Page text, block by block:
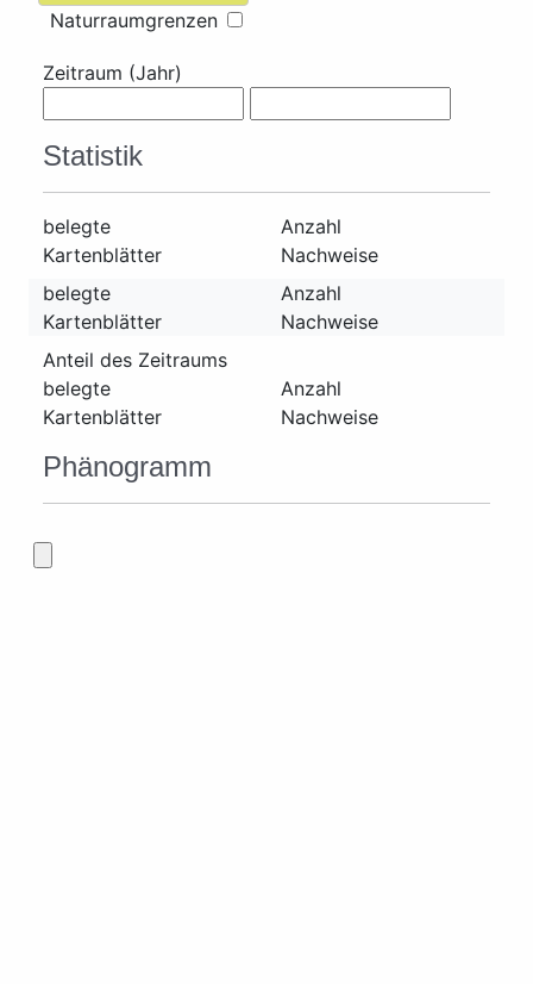
Naturraumgrenzen
Zeitraum (Jahr)
Statistik
belegte
Kartenblätter
Anzahl
Nachweise
belegte
Kartenblätter
Anzahl
Nachweise
Anteil des Zeitraums
belegte
Kartenblätter
Anzahl
Nachweise
Phänogramm